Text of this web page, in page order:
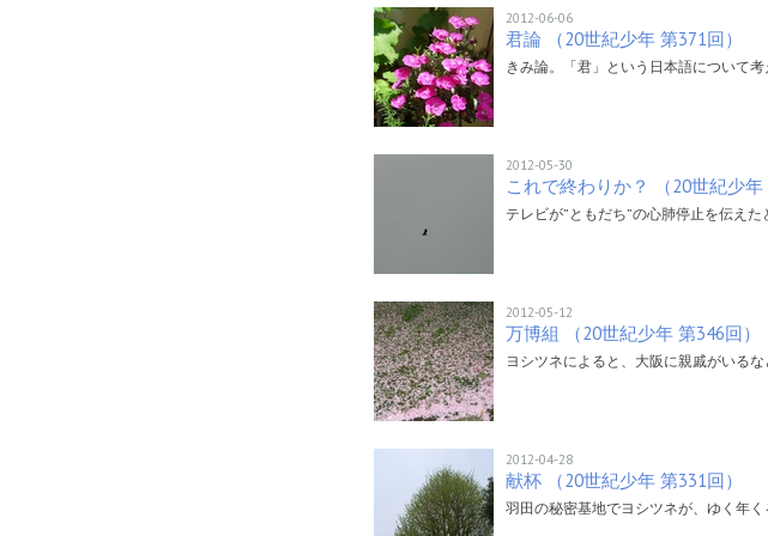
2012-06-06
君論 （20世紀少年 第371回）
きみ論。「君」という日本語について考
2012-05-30
これで終わりか？ （20世紀少年
テレビが”ともだち”の心肺停止を伝えた
2012-05-12
万博組 （20世紀少年 第346回）
ヨシツネによると、大阪に親戚がいる
2012-04-28
献杯 （20世紀少年 第331回）
羽田の秘密基地でヨシツネが、ゆく年